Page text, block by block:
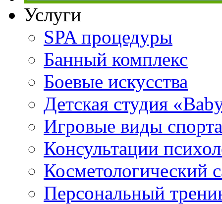
Услуги
SPA процедуры
Банный комплекс
Боевые искусства
Детская студия
Игровые виды спорта
Консультации
Косметологический
Персональный